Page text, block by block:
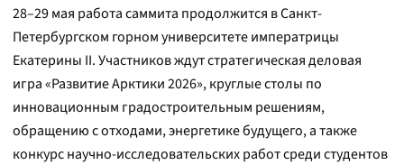
28–29 мая работа саммита продолжится в Санкт-
Петербургском горном университете императрицы
Екатерины II. Участников ждут стратегическая деловая
игра «Развитие Арктики 2026», круглые столы по
инновационным градостроительным решениям,
обращению с отходами, энергетике будущего, а также
конкурс научно-исследовательских работ среди студентов